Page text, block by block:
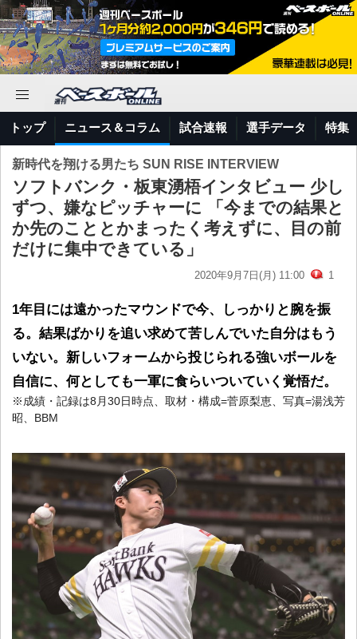
トップ ニュース＆コラム 試合速報 選手データ 特集
新時代を翔ける男たち SUN RISE INTERVIEW
ソフトバンク・板東湧梧インタビュー 少し
ずつ、嫌なピッチャーに 「今までの結果と
か先のこととかまったく考えずに、目の前
だけに集中できている」
2020年9月7日(月) 11:00 1
1年目には遠かったマウンドで今、しっかりと腕を振
る。結果ばかりを追い求めて苦しんでいた自分はもう
いない。新しいフォームから投じられる強いボールを
自信に、何としても一軍に食らいついていく覚悟だ。
※成績・記録は8月30日時点、取材・構成=菅原梨恵、写真=湯浅芳
昭、BBM